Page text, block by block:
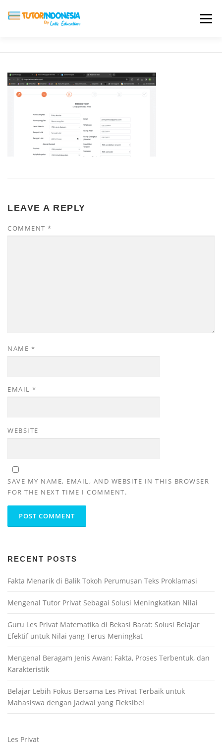
Menu
BIAYA LES TESTIMONI PROFIL ALUMNI
BLOG DAFTAR SEKOLAH
LEAVE A REPLY
COMMENT *
NAME *
EMAIL *
WEBSITE
SAVE MY NAME, EMAIL, AND WEBSITE IN THIS BROWSER
FOR THE NEXT TIME I COMMENT.
RECENT POSTS
Fakta Menarik di Balik Tokoh Perumusan Teks Proklamasi
Mengenal Tutor Privat Sebagai Solusi Meningkatkan Nilai
Guru Les Privat Matematika di Bekasi Barat: Solusi Belajar
Efektif untuk Nilai yang Terus Meningkat
Mengenal Beragam Jenis Awan: Fakta, Proses Terbentuk, dan
Karakteristik
Belajar Lebih Fokus Bersama Les Privat Terbaik untuk
Mahasiswa dengan Jadwal yang Fleksibel
Les Privat